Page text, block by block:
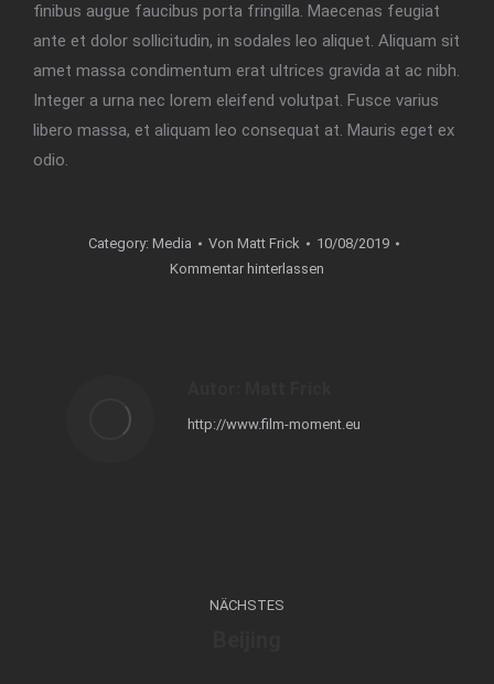
finibus augue faucibus porta fringilla. Maecenas feugiat
ante et dolor sollicitudin, in sodales leo aliquet. Aliquam sit
amet massa condimentum erat ultrices gravida at ac nibh.
Integer a urna nec lorem eleifend volutpat. Fusce varius
libero massa, et aliquam leo consequat at. Mauris eget ex
odio.
Category: Media Von Matt Frick
10/08/2019
Kommentar hinterlassen
http://www.film-moment.eu
Kommentarnavigation
NÄCHSTES